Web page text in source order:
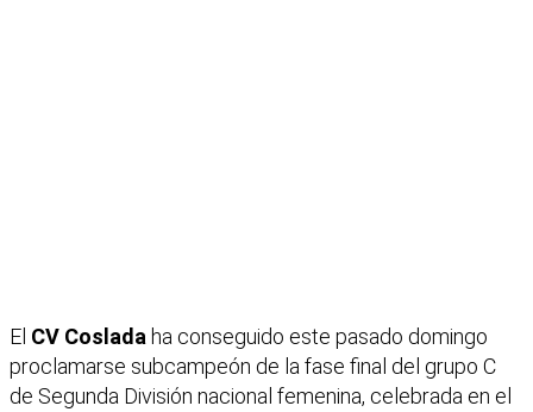
El CV Coslada ha conseguido este pasado domingo
proclamarse subcampeón de la fase final del grupo C
de Segunda División nacional femenina, celebrada en el